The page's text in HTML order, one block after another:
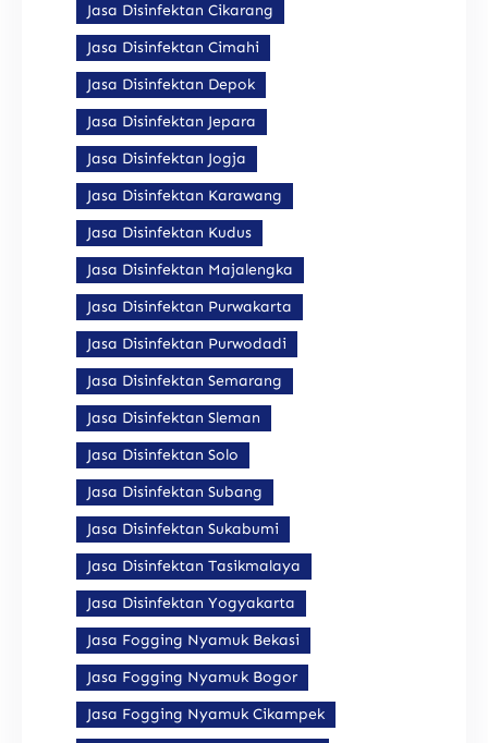
Jasa Disinfektan Cikarang
Jasa Disinfektan Cimahi
Jasa Disinfektan Depok
Jasa Disinfektan Jepara
Jasa Disinfektan Jogja
Jasa Disinfektan Karawang
Jasa Disinfektan Kudus
Jasa Disinfektan Majalengka
Jasa Disinfektan Purwakarta
Jasa Disinfektan Purwodadi
Jasa Disinfektan Semarang
Jasa Disinfektan Sleman
Jasa Disinfektan Solo
Jasa Disinfektan Subang
Jasa Disinfektan Sukabumi
Jasa Disinfektan Tasikmalaya
Jasa Disinfektan Yogyakarta
Jasa Fogging Nyamuk Bekasi
Jasa Fogging Nyamuk Bogor
Jasa Fogging Nyamuk Cikampek